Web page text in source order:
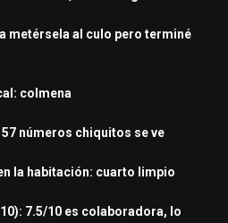
metérsela al culo pero terminé
colmena
números chiquitos se ve
la habitación: cuarto limpio
7.5/10 es colaboradora, lo